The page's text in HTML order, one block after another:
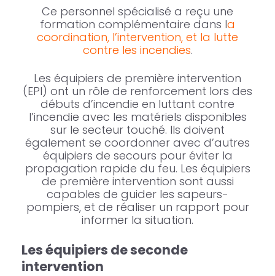
Ce personnel spécialisé a reçu une
formation complémentaire dans la
coordination, l’intervention, et la lutte
contre les incendies.
Les équipiers de première intervention
(EPI) ont un rôle de renforcement lors des
débuts d’incendie en luttant contre
l’incendie avec les matériels disponibles
sur le secteur touché. Ils doivent
également se coordonner avec d’autres
équipiers de secours pour éviter la
propagation rapide du feu. Les équipiers
de première intervention sont aussi
capables de guider les sapeurs-
pompiers, et de réaliser un rapport pour
informer la situation.
Les équipiers de seconde
intervention